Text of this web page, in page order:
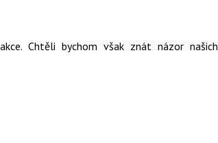
Chtěli bychom však znát názor našich